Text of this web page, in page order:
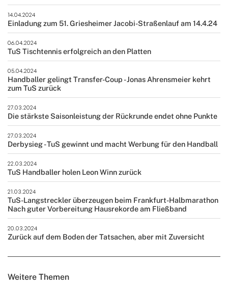
14.04.2024
Einladung zum 51. Griesheimer Jacobi-Straßenlauf am 14.4.24
06.04.2024
TuS Tischtennis erfolgreich an den Platten
05.04.2024
Handballer gelingt Transfer-Coup - Jonas Ahrensmeier kehrt
zum TuS zurück
27.03.2024
Die stärkste Saisonleistung der Rückrunde endet ohne Punkte
27.03.2024
Derbysieg - TuS gewinnt und macht Werbung für den Handball
22.03.2024
TuS Handballer holen Leon Winn zurück
21.03.2024
TuS-Langstreckler überzeugen beim Frankfurt-Halbmarathon
Nach guter Vorbereitung Hausrekorde am Fließband
20.03.2024
Zurück auf dem Boden der Tatsachen, aber mit Zuversicht
Weitere Themen